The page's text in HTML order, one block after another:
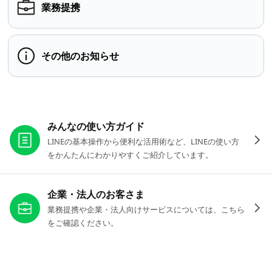
業務提携
その他のお知らせ
みんなの使い方ガイド
LINEの基本操作から便利な活用術など、LINEの使い方
をかんたんにわかりやすくご紹介しています。
企業・法人のお客さま
業務提携や企業・法人向けサービスについては、こちら
をご確認ください。